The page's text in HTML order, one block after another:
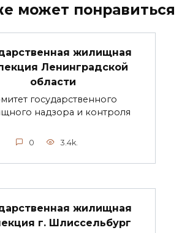
может понравиться
жилищная
Ленинградской
области
государственного
надзора и контроля
0 3.4k.
жилищная
г. Шлиссельбург